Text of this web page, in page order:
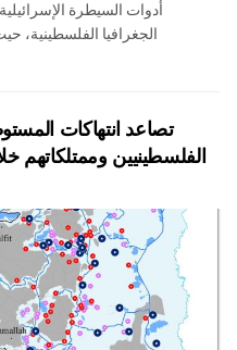
أدوات السيطرة
الجغرافيا الفلسطينية،
تصاعد انتهاكات
الفلسطينيين وممتلكاتهم